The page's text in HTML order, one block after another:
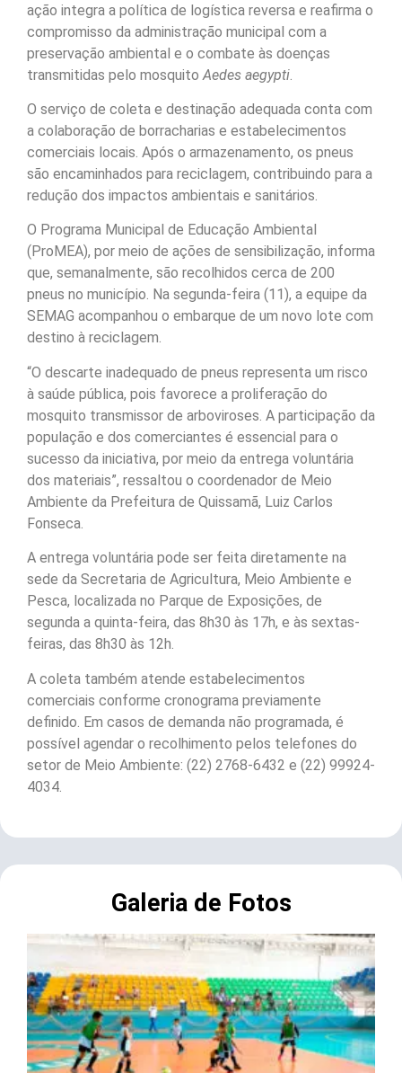
ação integra a política de logística reversa e reafirma o
compromisso da administração municipal com a
preservação ambiental e o combate às doenças
transmitidas pelo mosquito Aedes aegypti
O serviço de coleta e destinação adequada conta com
a colaboração de borracharias e estabelecimentos
comerciais locais. Após o armazenamento, os pneus
são encaminhados para reciclagem, contribuindo para a
redução dos impactos ambientais e sanitários.
O Programa Municipal de Educação Ambiental
(ProMEA), por meio de ações de sensibilização, informa
que, semanalmente, são recolhidos cerca de 200
pneus no município. Na segunda-feira (11), a equipe da
SEMAG acompanhou o embarque de um novo lote com
destino à reciclagem.
“O descarte inadequado de pneus representa um risco
à saúde pública, pois favorece a proliferação do
mosquito transmissor de arboviroses. A participação da
população e dos comerciantes é essencial para o
sucesso da iniciativa, por meio da entrega voluntária
dos materiais”, ressaltou o coordenador de Meio
Ambiente da Prefeitura de Quissamã, Luiz Carlos
Fonseca.
A entrega voluntária pode ser feita diretamente na
sede da Secretaria de Agricultura, Meio Ambiente e
Pesca, localizada no Parque de Exposições, de
segunda a quinta-feira, das 8h30 às 17h, e às sextas-
feiras, das 8h30 às 12h.
A coleta também atende estabelecimentos
comerciais conforme cronograma previamente
definido. Em casos de demanda não programada, é
possível agendar o recolhimento pelos telefones do
setor de Meio Ambiente: (22) 2768-6432 e (22) 99924-
4034.
Galeria de Fotos